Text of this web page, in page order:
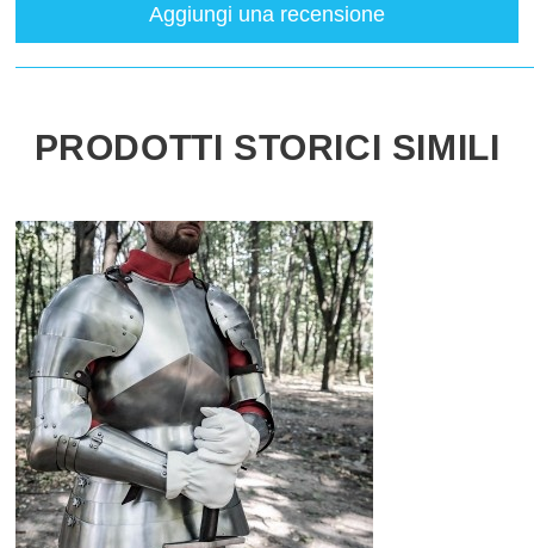
Aggiungi una recensione
PRODOTTI STORICI SIMILI